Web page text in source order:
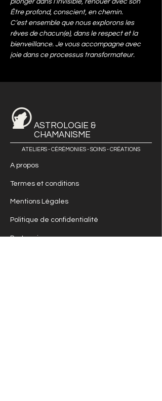
plonger dans l’invisible, renouer avec son
Être profond, conscient, en chemin.
C’est ensemble que nous explorons les
rêves de chacun(e), dans le respect et la
bienveillance. Je vous accompagne avec
joie dans ce processus transformateur.
ASTROLOGIE &
CHAMANISME
ATELIERS - CÉRÉMONIES - SOINS - CRÉATIONS
A propos
Termes et conditions
Mentions Légales
Politique de confidentialité
Partenaires